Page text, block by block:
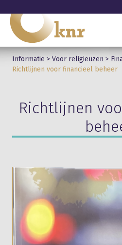
Informatie > Voor religieuzen >
Richtlijnen voor financieel beheer
Richtlijnen